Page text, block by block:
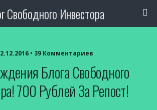
Свободного Инвестора
• 39 Комментариев
Блога Свободного
700 Рублей За Репост!